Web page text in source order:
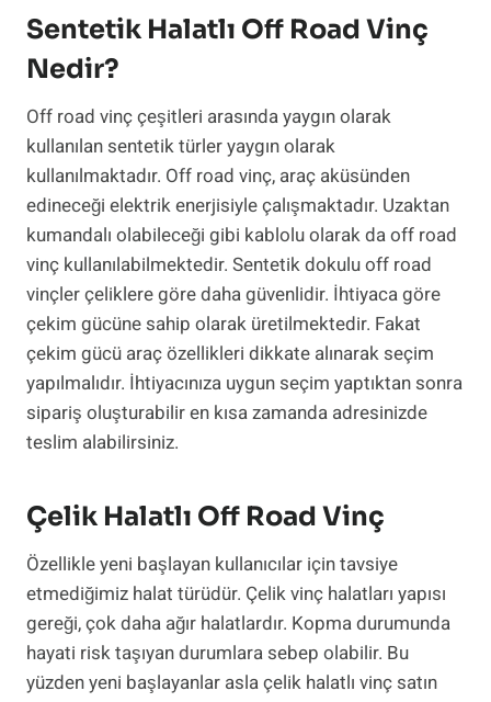
Sentetik Halatlı Off Road Vinç
Nedir?
Off road vinç çeşitleri arasında yaygın olarak
kullanılan sentetik türler yaygın olarak
kullanılmaktadır. Off road vinç, araç aküsünden
edineceği elektrik enerjisiyle çalışmaktadır. Uzaktan
kumandalı olabileceği gibi kablolu olarak da off road
vinç kullanılabilmektedir. Sentetik dokulu off road
vinçler çeliklere göre daha güvenlidir. İhtiyaca göre
çekim gücüne sahip olarak üretilmektedir. Fakat
çekim gücü araç özellikleri dikkate alınarak seçim
yapılmalıdır. İhtiyacınıza uygun seçim yaptıktan sonra
sipariş oluşturabilir en kısa zamanda adresinizde
teslim alabilirsiniz.
Çelik Halatlı Off Road Vinç
Özellikle yeni başlayan kullanıcılar için tavsiye
etmediğimiz halat türüdür. Çelik vinç halatları yapısı
gereği, çok daha ağır halatlardır. Kopma durumunda
hayati risk taşıyan durumlara sebep olabilir. Bu
yüzden yeni başlayanlar asla çelik halatlı vinç satın